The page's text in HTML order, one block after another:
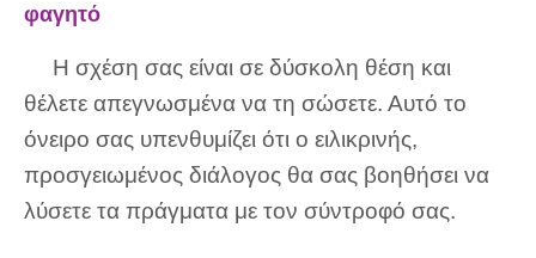
φαγητό
Η σχέση σας είναι σε δύσκολη θέση και
θέλετε απεγνωσμένα να τη σώσετε. Αυτό το
όνειρο σας υπενθυμίζει ότι ο ειλικρινής,
προσγειωμένος διάλογος θα σας βοηθήσει να
λύσετε τα πράγματα με τον σύντροφό σας.